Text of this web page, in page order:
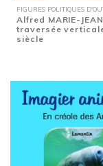
FIGURES POLITIQUES
Alfred MARIE-
traversée
siècle